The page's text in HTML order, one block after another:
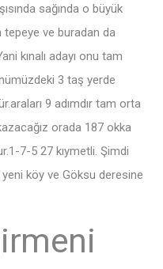
sağında o büyük
ve buradan da
kınalı adayı onu tam
3 taş yerde
9 adımdır tam orta
orada 187 okka
7-5 27 kıymetli. Şimdi
köy ve Göksu deresine